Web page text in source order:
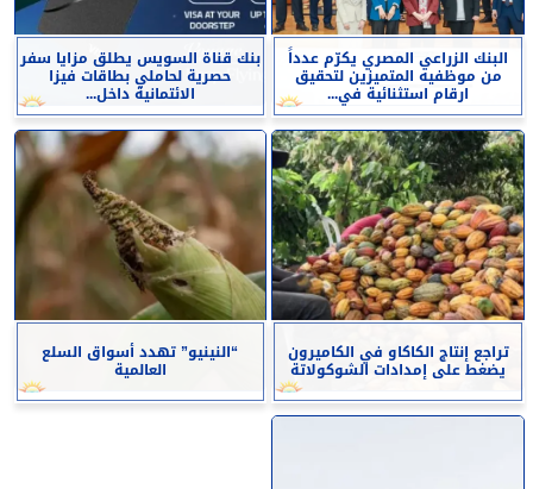
البنك الزراعي المصري يكرّم عدداً
من موظفيه المتميزين لتحقيق
ارقام استثنائية في...
بنك قناة السويس يطلق مزايا سفر
حصرية لحاملي بطاقات فيزا
الائتمانية داخل...
تراجع إنتاج الكاكاو في الكاميرون
يضغط على إمدادات الشوكولاتة
“النينيو” تهدد أسواق السلع
العالمية